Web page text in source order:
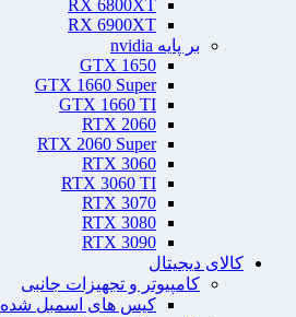
RX 6800XT
RX 6900XT
بر پایه nvidia
GTX 1650
GTX 1660 Super
GTX 1660 TI
RTX 2060
RTX 2060 Super
RTX 3060
RTX 3060 TI
RTX 3070
RTX 3080
RTX 3090
کالای دیجیتال
کامپیوتر و تجهیزات جانبی
کیس های اسمبل شده